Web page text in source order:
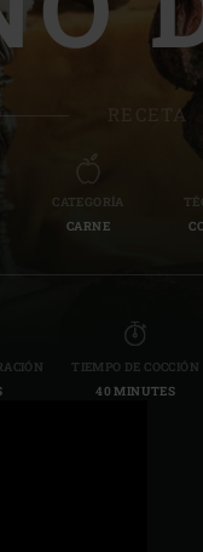
RECETA
CATEGORÍA
CARNE
TIEMPO DE COCCIÓN
40 MINUTES